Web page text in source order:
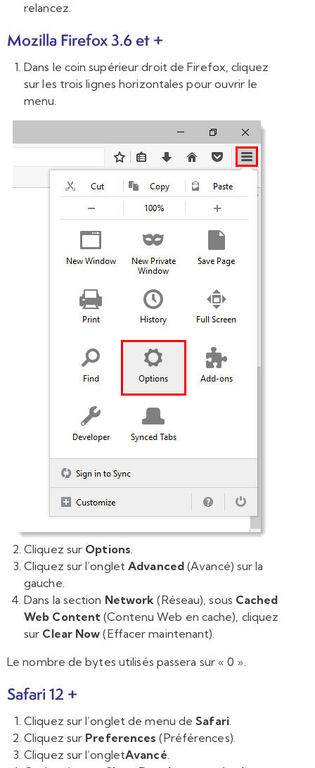
relancez.
Mozilla Firefox 3.6 et +
Dans le coin supérieur droit de Firefox, cliquez
sur les trois lignes horizontales pour ouvrir le
menu.
Cliquez sur Options.
Cliquez sur l’ongletAdvanced(Avancé) sur la
gauche.
Dans la section Network (Réseau), sous Cached
Web Content (Contenu Web en cache), cliquez
sur Clear Now (Effacer maintenant).
Le nombre de bytes utilisés passera sur « 0 ».
Safari 12 +
Cliquez sur l’onglet de menu deSafari.
Cliquez sur Preferences (Préférences).
Cliquez sur l’ongletAvancé.